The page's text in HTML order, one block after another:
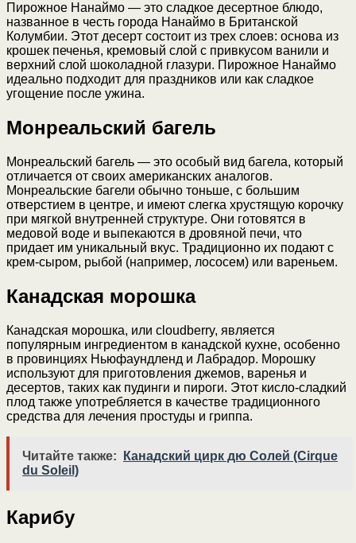
Пирожное Нанаймо — это сладкое десертное блюдо,
названное в честь города Нанаймо в Британской
Колумбии. Этот десерт состоит из трех слоев: основа из
крошек печенья, кремовый слой с привкусом ванили и
верхний слой шоколадной глазури. Пирожное Нанаймо
идеально подходит для праздников или как сладкое
угощение после ужина.
Монреальский багель
Монреальский багель — это особый вид багела, который
отличается от своих американских аналогов.
Монреальские багели обычно тоньше, с большим
отверстием в центре, и имеют слегка хрустящую корочку
при мягкой внутренней структуре. Они готовятся в
медовой воде и выпекаются в дровяной печи, что
придает им уникальный вкус. Традиционно их подают с
крем-сыром, рыбой (например, лососем) или вареньем.
Канадская морошка
Канадская морошка, или cloudberry, является
популярным ингредиентом в канадской кухне, особенно
в провинциях Ньюфаундленд и Лабрадор. Морошку
используют для приготовления джемов, варенья и
десертов, таких как пудинги и пироги. Этот кисло-сладкий
плод также употребляется в качестве традиционного
средства для лечения простуды и гриппа.
Читайте также:
Канадский цирк дю Солей (Cirque
du Soleil)
Карибу